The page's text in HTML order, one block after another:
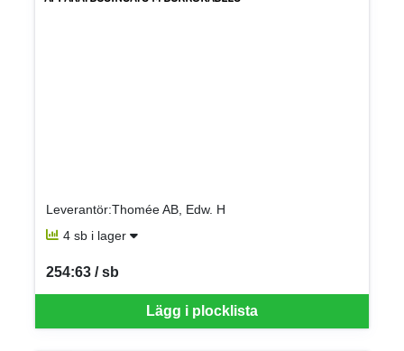
Leverantör:Thomée AB, Edw. H
4 sb i lager
Lägg i plocklista
254:63 / sb
SEK per SB